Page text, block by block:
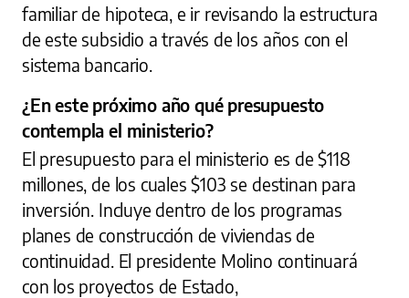
familiar de hipoteca, e ir revisando la estructura
de este subsidio a través de los años con el
sistema bancario.
¿En este próximo año qué presupuesto
contempla el ministerio?
El presupuesto para el ministerio es de $118
millones, de los cuales $103 se destinan para
inversión. Incluye dentro de los programas
planes de construcción de viviendas de
continuidad. El presidente Molino continuará
con los proyectos de Estado,